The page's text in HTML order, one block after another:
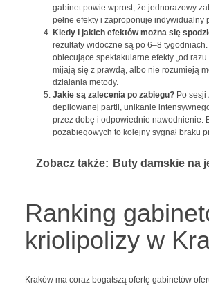
gabinet powie wprost, że jednorazowy
pełne efekty i zaproponuje indywidualny
Kiedy i jakich efektów można się
rezultaty widoczne są po 6–8
obiecujące spektakularne efekty „od
mijają się z prawdą, albo nie rozumieją
działania metody.
Jakie są zalecenia po zabiegu?Po sesji
depilowanej partii, unikanie
przez dobę i odpowiednie nawodnienie.
pozabiegowych to kolejny sygnał braku
Zobacz także: Buty damskie na
Ranking
kriolipolizy w
Kraków ma coraz bogatszą ofertę gabinetów